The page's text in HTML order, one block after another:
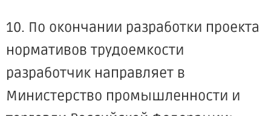
10. По окончании разработки проекта
нормативов трудоемкости
разработчик направляет в
Министерство промышленности и